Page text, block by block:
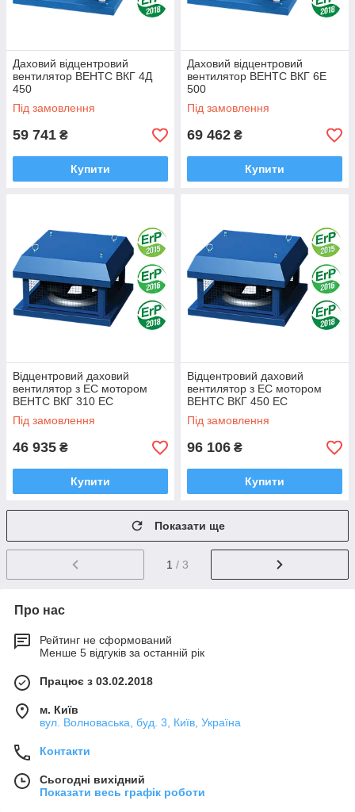
Даховий відцентровий
вентилятор ВЕНТС ВКГ 4Д
450
Під замовлення
59 741 ₴
Купити
Даховий відцентровий
вентилятор ВЕНТС ВКГ 6Е
500
Під замовлення
69 462 ₴
Купити
Відцентровий даховий
вентилятор з EC мотором
ВЕНТС ВКГ 310 EC
Під замовлення
46 935 ₴
Купити
Відцентровий даховий
вентилятор з EC мотором
ВЕНТС ВКГ 450 EC
Під замовлення
96 106 ₴
Купити
Показати ще
1 / 3
Про нас
Рейтинг не сформований
Менше 5 відгуків за останній рік
Працює з 03.02.2018
м. Київ
вул. Волноваська, буд. 3, Київ, Україна
Контакти
Сьогодні вихідний
Показати весь графік роботи